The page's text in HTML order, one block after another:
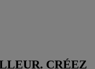
CRÉEZ